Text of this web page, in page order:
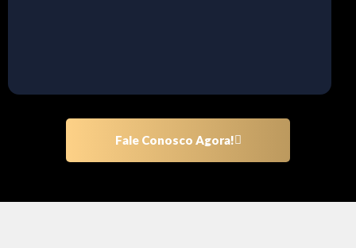
Fale Conosco Agora!